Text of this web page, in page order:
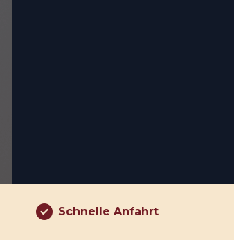
Schnelle Anfahrt